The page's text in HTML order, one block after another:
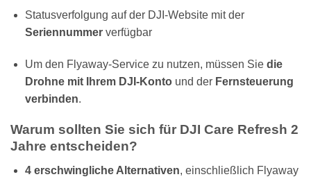
Statusverfolgung auf der DJI-Website mit der
Seriennummerverfügbar
Um den Flyaway-Service zu nutzen, müssen Sie die
Drohne mit Ihrem DJI-Kontound der Fernsteuerung
verbinden.
Warum sollten Sie sich für DJI Care Refresh 2
Jahre entscheiden?
4 erschwingliche Alternativen, einschließlich Flyaway